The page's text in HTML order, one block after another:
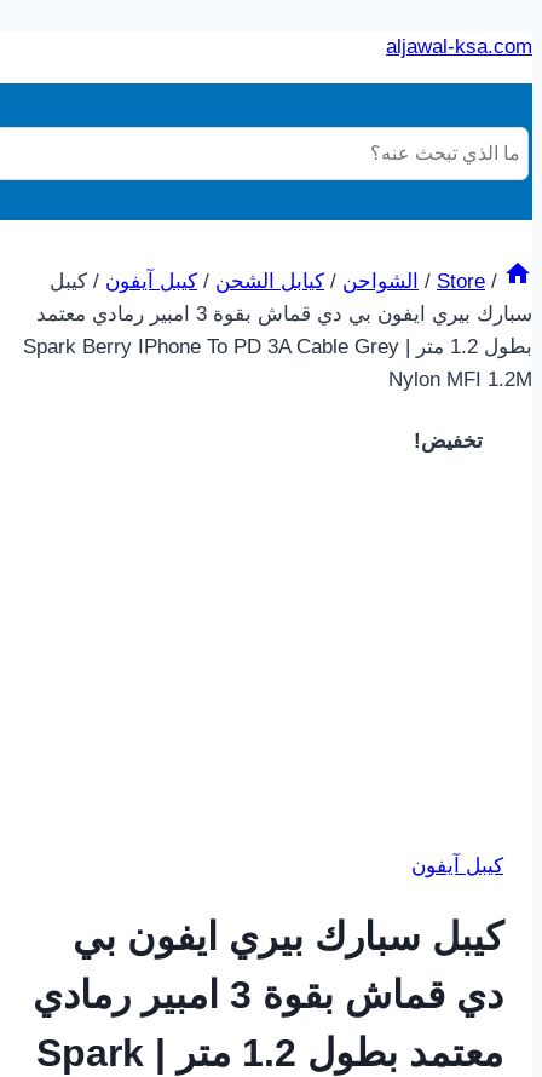
aljawal-ksa.com
/
Store
/ الشواحن / كيابل الشحن / كيبل آيفون / كيبل
سبارك بيري ايفون بي دي قماش بقوة 3 امبير رمادي معتمد
بطول 1.2 متر | Spark Berry IPhone To PD 3A Cable Grey
Nylon MFI 1.2M
تخفيض!
كيبل آيفون
كيبل سبارك بيري ايفون بي
دي قماش بقوة 3 امبير رمادي
معتمد بطول 1.2 متر | Spark